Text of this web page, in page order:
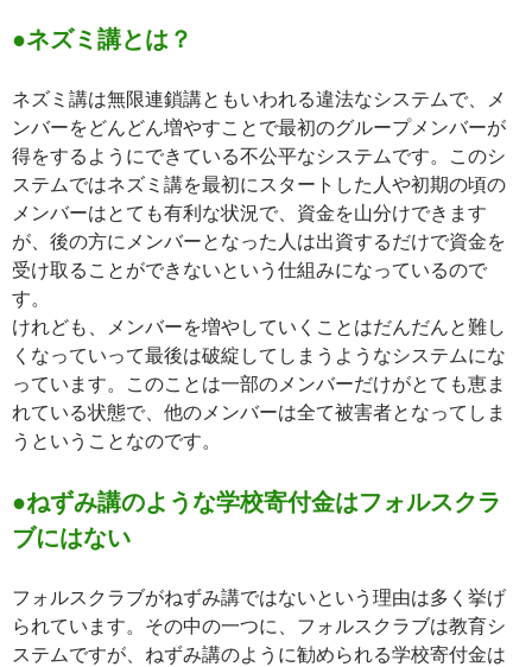
●ネズミ講とは？
ネズミ講は無限連鎖講ともいわれる違法なシステムで、メ
ンバーをどんどん増やすことで最初のグループメンバーが
得をするようにできている不公平なシステムです。このシ
ステムではネズミ講を最初にスタートした人や初期の頃の
メンバーはとても有利な状況で、資金を山分けできます
が、後の方にメンバーとなった人は出資するだけで資金を
受け取ることができないという仕組みになっているので
す。
けれども、メンバーを増やしていくことはだんだんと難し
くなっていって最後は破綻してしまうようなシステムにな
っています。このことは一部のメンバーだけがとても恵ま
れている状態で、他のメンバーは全て被害者となってしま
うということなのです。
●ねずみ講のような学校寄付金はフォルスクラ
ブにはない
フォルスクラブがねずみ講ではないという理由は多く挙げ
られています。その中の一つに、フォルスクラブは教育シ
ステムですが、ねずみ講のように勧められる学校寄付金は